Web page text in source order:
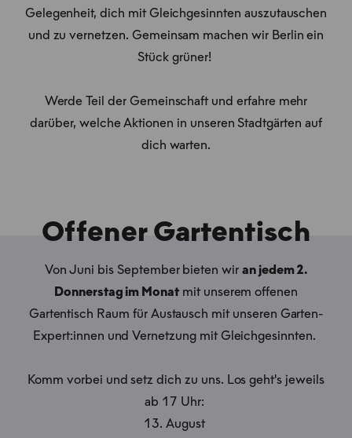
Gelegenheit, dich mit Gleichgesinnten auszutauschen
und zu vernetzen. Gemeinsam machen wir Berlin ein
Stück grüner!
Werde Teil der Gemeinschaft und erfahre mehr
darüber, welche Aktionen in unseren Stadtgärten auf
dich warten.
Offener Gartentisch
Von Juni bis September bieten wir an jedem 2.
Donnerstag im Monat mit unserem offenen
Gartentisch Raum für Austausch mit unseren Garten-
Expert:innen und Vernetzung mit Gleichgesinnten.
Komm vorbei und setz dich zu uns. Los geht's jeweils
ab 17 Uhr:
13. August